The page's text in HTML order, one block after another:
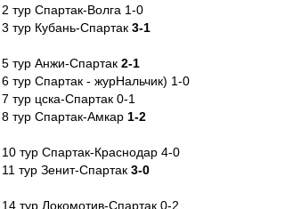
2 тур Спартак-Волга 1-0
3 тур Кубань-Спартак 3-1
5 тур Анжи-Спартак 2-1
6 тур Спартак - журНальчик) 1-0
7 тур цска-Спартак 0-1
8 тур Спартак-Амкар 1-2
10 тур Спартак-Краснодар 4-0
11 тур Зенит-Спартак 3-0
14 тур Локомотив-Спартак 0-2